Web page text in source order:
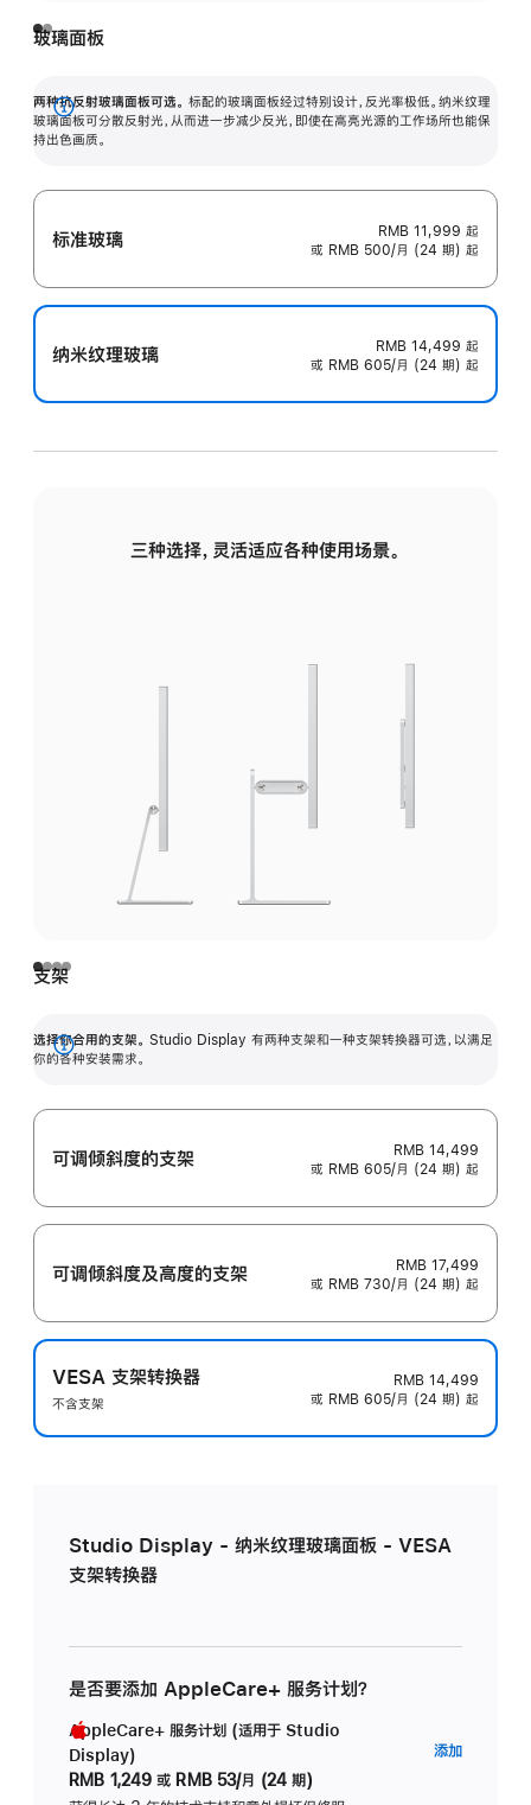
玻璃面板
两种抗反射玻璃面板可选。 标配的玻璃面板经过特别设计，反光率极低。纳米纹理
玻璃面板可分散反射光，从而进一步减少反光，即使在高亮光源的工作场所也能保
持出色画质。
展
开
标准玻璃 RMB 11,999 起
或 RMB 500/月 (24 期) 起
纳米纹理玻璃 RMB 14,499 起
或 RMB 605/月 (24 期) 起
三种选择，灵活适应各种使用场景。
支架
选择你合用的支架。 Studio Display 有两种支架和一种支架转换器可选，以满足
你的各种安装需求。
展
可调倾斜度的支架
RMB 14,499
或 RMB 605/月 (24 期) 起
可调倾斜度及高‍度的支‍架
RMB 17,499
或 RMB 730/月 (24 期) 起
VESA 支架转换器
不含支架
RMB 14,499
或 RMB 605/月 (24 期) 起
Studio Display - 纳米纹理玻璃面板 - VESA
支架转换器
是否要添加 AppleCare+ 服务计划？
AppleCare+ 服务计划 (适用于 Studio
Display)
RMB 1,249 或 RMB 53/月 (24 期)
添加